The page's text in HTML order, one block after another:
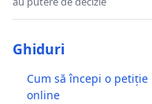
Ghiduri
Cum să începi o petiție
online